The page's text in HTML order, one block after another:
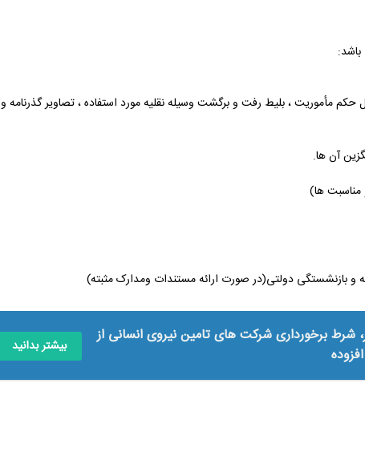
حکم مأموریت ، بلیط رفت و برگشت وسیله نقلیه مورد استفاده ، تصاویر گذرنامه و
شرط برخورداری شرکت های تامین نیروی انسانی از
بیشتر بدانید